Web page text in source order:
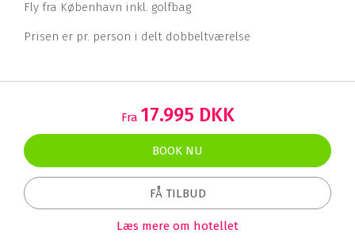
Fly fra København inkl. golfbag
Prisen er pr. person i delt dobbeltværelse
Fra 17.995 DKK
BOOK NU
FÅ TILBUD
Læs mere om hotellet